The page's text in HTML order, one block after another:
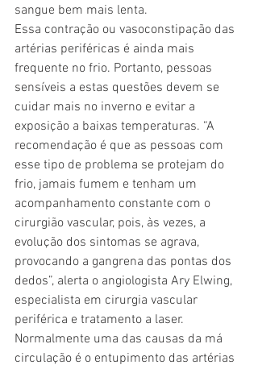
sangue bem mais lenta.
Essa contração ou vasoconstipação das
artérias periféricas é ainda mais
frequente no frio. Portanto, pessoas
sensíveis a estas questões devem se
cuidar mais no inverno e evitar a
exposição a baixas temperaturas. “A
recomendação é que as pessoas com
esse tipo de problema se protejam do
frio, jamais fumem e tenham um
acompanhamento constante com o
cirurgião vascular, pois, às vezes, a
evolução dos sintomas se agrava,
provocando a gangrena das pontas dos
dedos”, alerta o angiologista Ary Elwing,
especialista em cirurgia vascular
periférica e tratamento a laser.
Normalmente uma das causas da má
circulação é o entupimento das artérias